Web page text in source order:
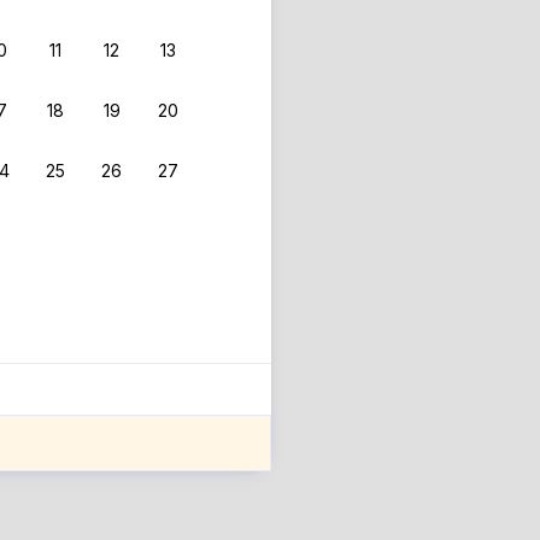
11 12 13
18 19 20
25 26 27